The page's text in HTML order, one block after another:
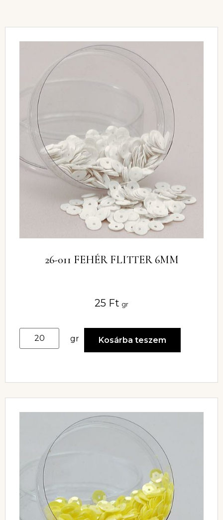
26-011 FEHÉR FLITTER 6MM
25 Ft gr
gr Kosárba teszem